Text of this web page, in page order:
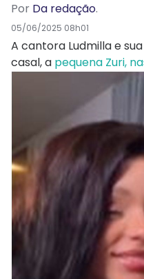
Por Da redação.
05/06/2025 08h01
A cantora Ludmilla e
casal, a pequena Zuri,